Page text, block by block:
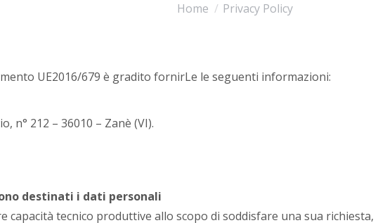
You are here:
Home Privacy Policy
UE2016/679 è gradito fornirLe le seguenti informazioni:
n° 212 – 36010 – Zanè (VI).
destinati i dati personali
capacità tecnico produttive allo scopo di soddisfare una sua richiesta,